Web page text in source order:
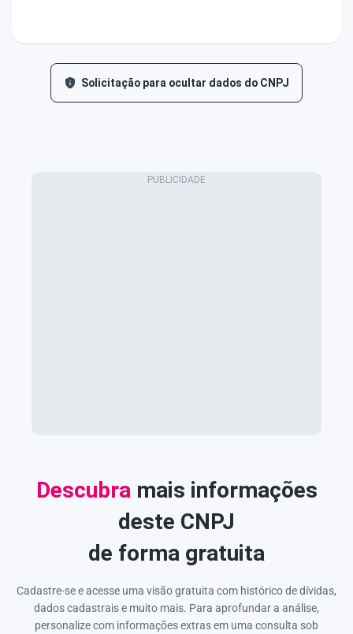
Solicitação para ocultar dados do CNPJ
Descubra mais informações
deste CNPJ
de forma gratuita
Cadastre-se e acesse uma visão gratuita com histórico de dívidas,
dados cadastrais e muito mais. Para aprofundar a análise,
personalize com informações extras em uma consulta sob